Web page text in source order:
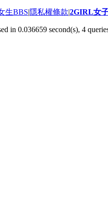
生BBS|隱私權條款|2GIRL女
in 0.036659 second(s), 4